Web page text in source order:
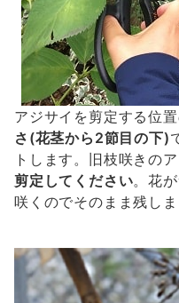
アジサイを剪定する位置
さ(花茎から2節目の下)
トします。旧枝咲きのア
剪定してください。花
咲くのでそのまま残しま